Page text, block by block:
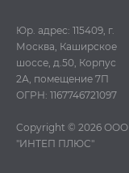
Юр. адрес: 115409, г.
Москва, Каширское
шоссе, д.50, Корпус
2А, помещение 7П
ОГРН: 1167746721097
Copyright © 2026 ООО
"ИНТЕП ПЛЮС"